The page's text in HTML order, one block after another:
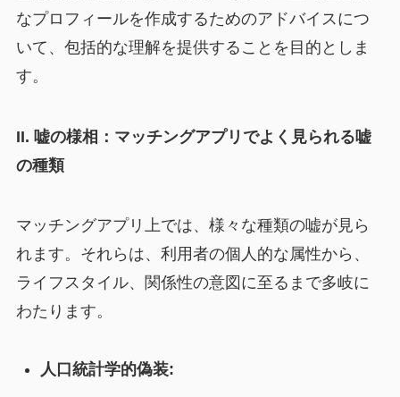
なプロフィールを作成するためのアドバイスにつ
いて、包括的な理解を提供することを目的としま
す。
II. 嘘の様相：マッチングアプリでよく見られる嘘
の種類
マッチングアプリ上では、様々な種類の嘘が見ら
れます。それらは、利用者の個人的な属性から、
ライフスタイル、関係性の意図に至るまで多岐に
わたります。
人口統計学的偽装: